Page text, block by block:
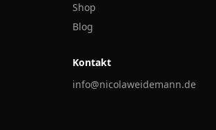
Shop
Blog
Kontakt
info@nicolaweidemann.de